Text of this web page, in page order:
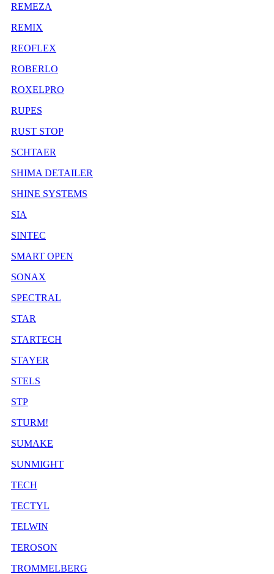
REMEZA
REMIX
REOFLEX
ROBERLO
ROXELPRO
RUPES
RUST STOP
SCHTAER
SHIMA DETAILER
SHINE SYSTEMS
SIA
SINTEC
SMART OPEN
SONAX
SPECTRAL
STAR
STARTECH
STAYER
STELS
STP
STURM!
SUMAKE
SUNMIGHT
TECH
TECTYL
TELWIN
TEROSON
TROMMELBERG